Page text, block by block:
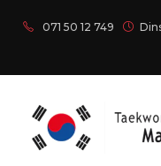
071 50 12 749